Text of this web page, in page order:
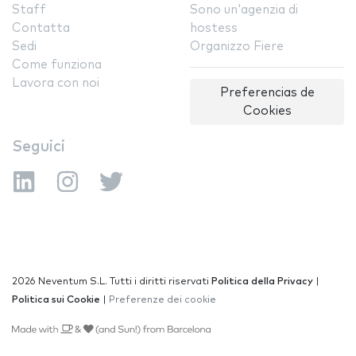
Staff
Contatta
Sedi
Come funziona
Lavora con noi
Sono un'agenzia di
hostess
Organizzo Fiere
Preferencias de
Cookies
Seguici
2026 Neventum S.L. Tutti i diritti riservati Politica della Privacy
Politica sui Cookie
Preferenze dei cookie